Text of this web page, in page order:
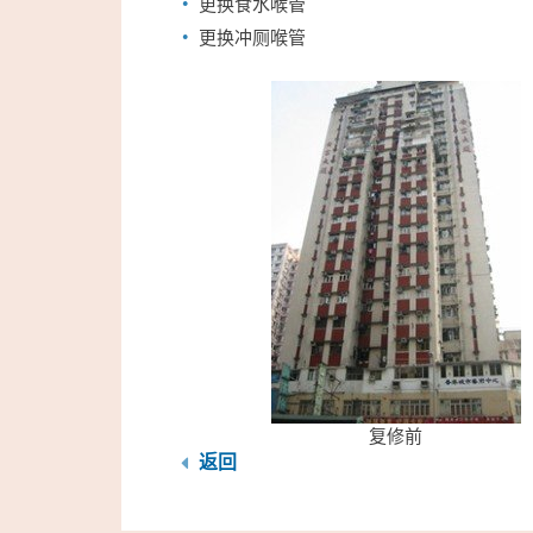
更换冲厕喉管
复修前
返回